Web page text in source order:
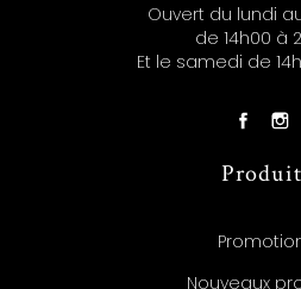
Ouvert du lundi
de 14h00 à
Et le samedi de
Nouveaux